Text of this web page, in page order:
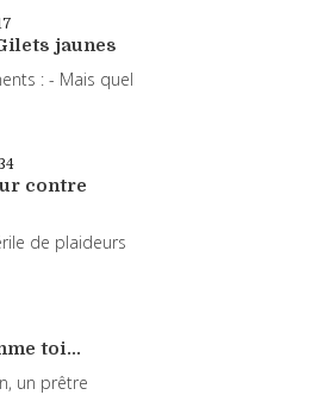
jaunes
: - Mais quel
contre
de plaideurs
toi...
un prêtre